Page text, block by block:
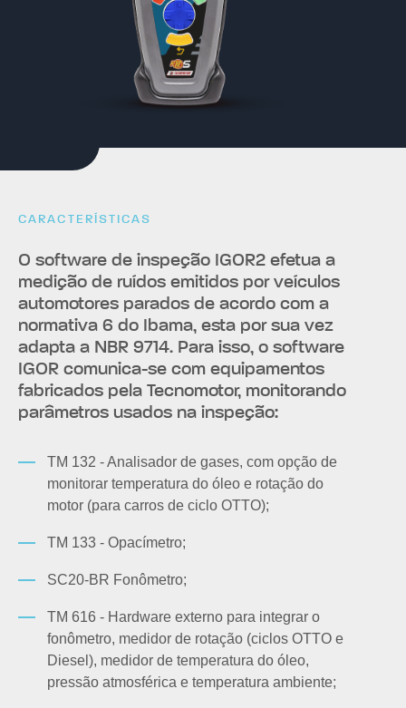
CARACTERÍSTICAS
O software de inspeção IGOR2 efetua a
medição de ruídos emitidos por veículos
automotores parados de acordo com a
normativa 6 do Ibama, esta por sua vez
adapta a NBR 9714. Para isso, o software
IGOR comunica-se com equipamentos
fabricados pela Tecnomotor, monitorando
parâmetros usados na inspeção:
TM 132 - Analisador de gases, com opção de
monitorar temperatura do óleo e rotação do
motor (para carros de ciclo OTTO);
TM 133 - Opacímetro;
SC20-BR Fonômetro;
TM 616 - Hardware externo para integrar o
fonômetro, medidor de rotação (ciclos OTTO e
Diesel), medidor de temperatura do óleo,
pressão atmosférica e temperatura ambiente;